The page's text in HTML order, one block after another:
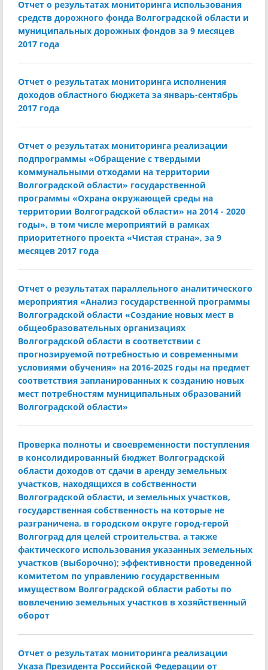
Отчет о результатах мониторинга использования
средств дорожного фонда Волгоградской области и
муниципальных дорожных фондов за 9 месяцев
2017 года
Отчет о результатах мониторинга исполнения
доходов областного бюджета за январь-сентябрь
2017 года
Отчет о результатах мониторинга реализации
подпрограммы «Обращение с твердыми
коммунальными отходами на территории
Волгоградской области» государственной
программы «Охрана окружающей среды на
территории Волгоградской области» на 2014 - 2020
годы», в том числе мероприятий в рамках
приоритетного проекта «Чистая страна», за 9
месяцев 2017 года
Отчет о результатах параллельного аналитического
мероприятия «Анализ государственной программы
Волгоградской области «Создание новых мест в
общеобразовательных организациях
Волгоградской области в соответствии с
прогнозируемой потребностью и современными
условиями обучения» на 2016-2025 годы на предмет
соответствия запланированных к созданию новых
мест потребностям муниципальных образований
Волгоградской области»
Проверка полноты и своевременности поступления
в консолидированный бюджет Волгоградской
области доходов от сдачи в аренду земельных
участков, находящихся в собственности
Волгоградской области, и земельных участков,
государственная собственность на которые не
разграничена, в городском округе город-герой
Волгоград для целей строительства, а также
фактического использования указанных земельных
участков (выборочно); эффективности проведенной
комитетом по управлению государственным
имуществом Волгоградской области работы по
вовлечению земельных участков в хозяйственный
оборот
Отчет о результатах мониторинга реализации
Указа Президента Российской Федерации от